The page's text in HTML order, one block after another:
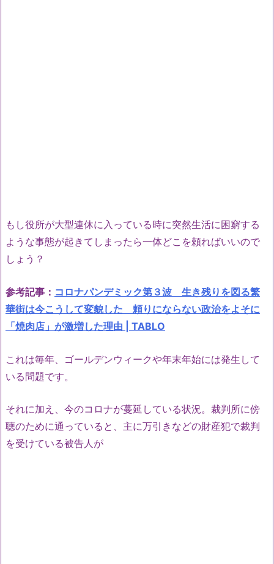
もし役所が大型連休に入っている時に突然生活に困窮する
ような事態が起きてしまったら一体どこを頼ればいいので
しょう？
参考記事： コロナパンデミック第３波 生き残りを図る繁
華街は今こうして変貌した 頼りにならない政治をよそに
「焼肉店」が激増した理由 | TABLO
これは毎年、ゴールデンウィークや年末年始には発生して
いる問題です。
それに加え、今のコロナが蔓延している状況。裁判所に傍
聴のために通っていると、主に万引きなどの財産犯で裁判
を受けている被告人が